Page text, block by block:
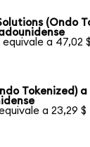
(Ondo
equivale a 47,02 $
Tokenized) a
a 23,29 $